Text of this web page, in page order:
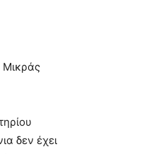
Μικράς
δεν έχει